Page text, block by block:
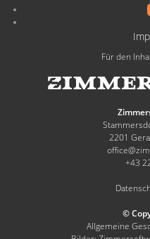
Für den
2201
+43
©
Allgemeine